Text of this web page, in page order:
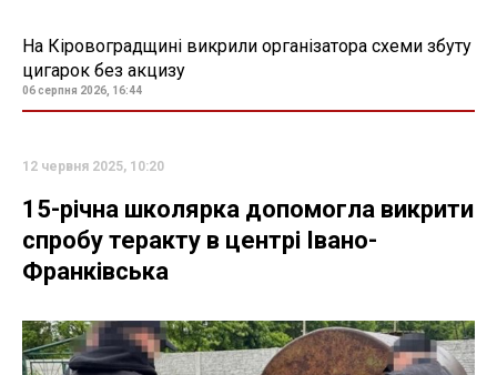
На Кіровоградщині викрили організатора схеми збуту
цигарок без акцизу
06 серпня 2026, 16:44
12 червня 2025, 10:20
15-річна школярка допомогла викрити
спробу теракту в центрі Івано-
Франківська